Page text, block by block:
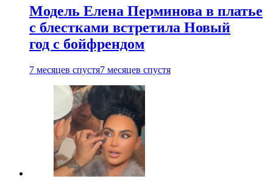
Модель Елена Перминова в платье
с блестками встретила Новый
год с бойфрендом
7 месяцев спустя7 месяцев спустя